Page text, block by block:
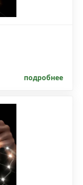
подробнее